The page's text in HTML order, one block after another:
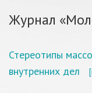
Журнал
Стереотипы
внутренних дел